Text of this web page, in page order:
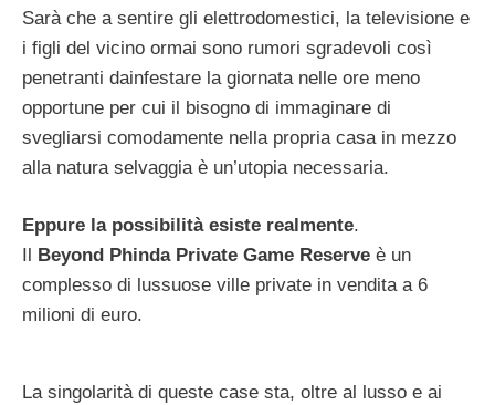
Sarà che a sentire gli elettrodomestici, la televisione e
i figli del vicino ormai sono rumori sgradevoli così
penetranti dainfestare la giornata nelle ore meno
opportune per cui il bisogno di immaginare di
svegliarsi comodamente nella propria casa in mezzo
alla natura selvaggia è un’utopia necessaria.
Eppure la possibilità esiste realmente.
Il Beyond Phinda Private Game Reserve è un
complesso di lussuose ville private in vendita a 6
milioni di euro.
La singolarità di queste case sta, oltre al lusso e ai